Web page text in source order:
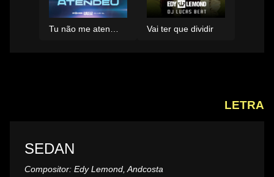
Vai ter que dividir
LETRA
SEDAN
Compositor: Edy Lemond, Andcosta